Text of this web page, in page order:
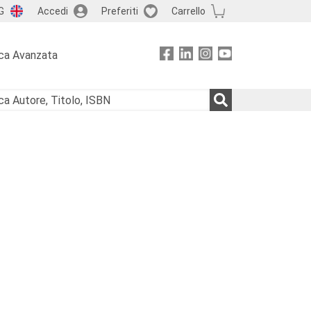
Accedi Preferiti Carrello
Avanzata